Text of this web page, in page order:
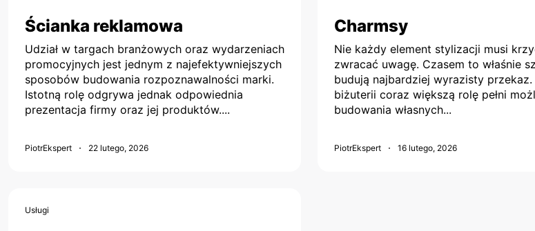
Ścianka reklamowa
Udział w targach branżowych oraz wydarzeniach
promocyjnych jest jednym z najefektywniejszych
sposobów budowania rozpoznawalności marki.
Istotną rolę odgrywa jednak odpowiednia
prezentacja firmy oraz jej produktów....
PiotrEkspert 22 lutego, 2026
Charmsy
Nie każdy element stylizacji musi
zwracać uwagę. Czasem to właśnie
budują najbardziej wyrazisty przekaz.
biżuterii coraz większą rolę pełni
budowania własnych...
PiotrEkspert 16 lutego, 2026
Usługi